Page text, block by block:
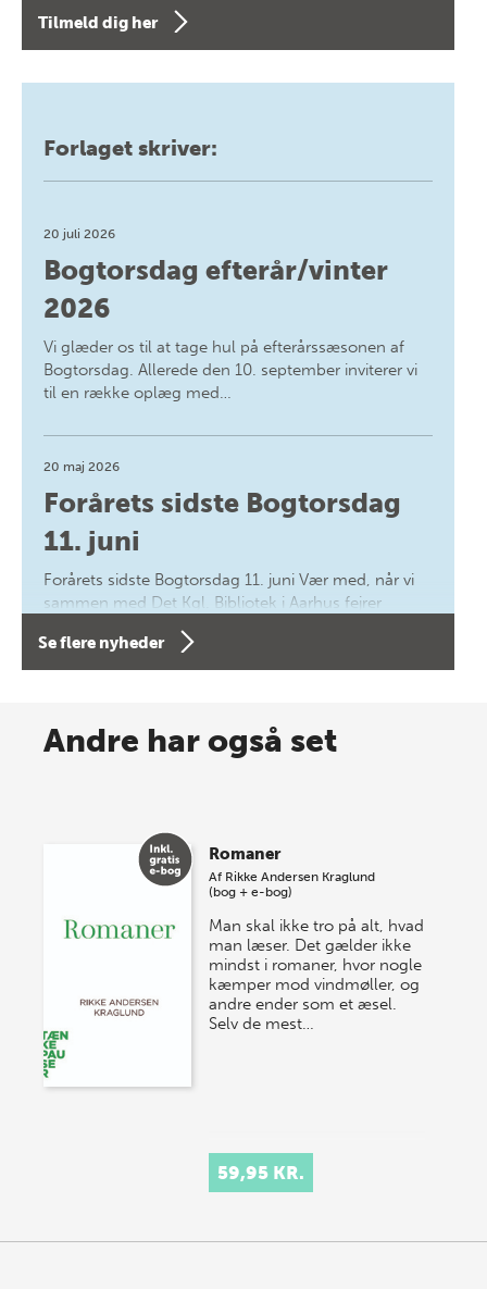
Tilmeld dig her
Forlaget skriver:
20 juli 2026
Bogtorsdag efterår/vinter
2026
Vi glæder os til at tage hul på efterårssæsonen af
Bogtorsdag. Allerede den 10. september inviterer vi
til en række oplæg med…
20 maj 2026
Forårets sidste Bogtorsdag
11. juni
Forårets sidste Bogtorsdag 11. juni Vær med, når vi
sammen med Det Kgl. Bibliotek i Aarhus fejrer
forfatterne bag vores nyes…
Spar op til 70% til sommer-
store sommer-lagersalg, så sæt kryds i kalenderen
onsdag den 10. j…
Se flere nyheder
Andre har også set
Romaner
Af Rikke Andersen Kraglund
(bog + e-bog)
Man skal ikke tro på alt, hvad
man læser. Det gælder ikke
mindst i romaner, hvor nogle
kæmper mod vindmøller, og
andre ender som et æsel.
Selv de mest…
59,95 KR.